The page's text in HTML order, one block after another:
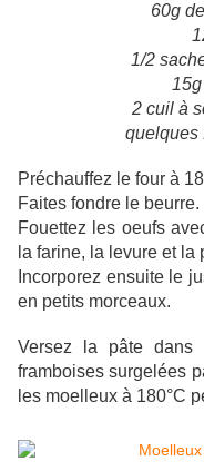
60g
1/2
2 cuil à
quelques
Préchauffez le four à
Faites fondre le beurre.
Fouettez les oeufs
la farine, la levure et
Incorporez ensuite le
en petits morceaux.
Versez la pâte dans
framboises surgelées
les moelleux à 180°C